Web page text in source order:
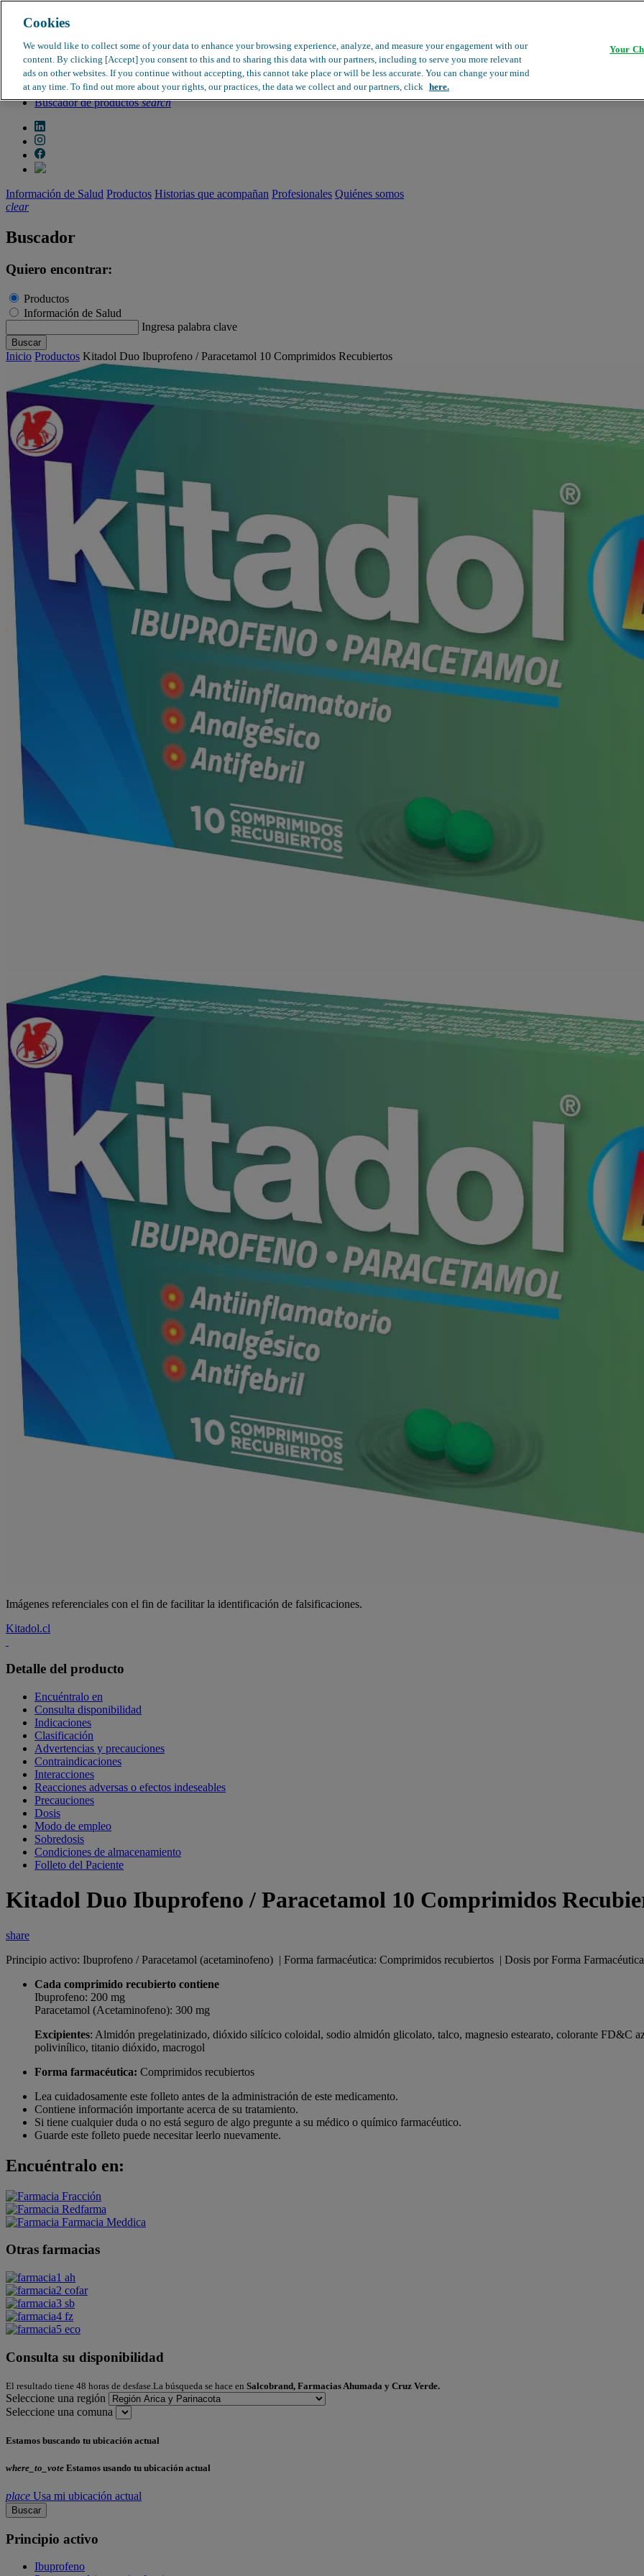
search clear
Dirección médica
Farmacovigilancia
Objeción de calidad
Buscador de productossearch
Información de Salud Productos Historias que acompañan Profesionales Quiénes somos
clear
Buscador
Quiero encontrar:
Productos
Información de Salud
Ingresa palabra clave
Buscar
Inicio Productos Kitadol Duo Ibuprofeno / Paracetamol 10 Comprimidos Recubiertos
Imágenes referenciales con el fin de facilitar la identificación de falsificaciones.
Kitadol.cl
Detalle del producto
Encuéntralo en
Consulta disponibilidad
Indicaciones
Clasificación
Advertencias y precauciones
Contraindicaciones
Interacciones
Reacciones adversas o efectos indeseables
Precauciones
Dosis
Modo de empleo
Sobredosis
Condiciones de almacenamiento
Folleto del Paciente
Kitadol Duo Ibuprofeno / Paracetamol 10 Comprimidos
share
Principio activo: Ibuprofeno / Paracetamol (acetaminofeno) | Forma farmacéutica: Comprimidos recubiertos | Dosis por Forma
Cada comprimido recubierto contiene
Ibuprofeno: 200 mg
Paracetamol (Acetaminofeno): 300 mg
Excipientes: Almidón pregelatinizado, dióxido silícico coloidal, sodio almidón glicolato, talco, magnesio estearato, colorante FD&C
polivinílico, titanio dióxido, macrogol
Forma farmacéutica: Comprimidos recubiertos
Lea cuidadosamente este folleto antes de la administración de este medicamento.
Contiene información importante acerca de su tratamiento.
Si tiene cualquier duda o no está seguro de algo pregunte a su médico o químico farmacéutico.
Guarde este folleto puede necesitar leerlo nuevamente.
Encuéntralo en:
Otras farmacias
Consulta su disponibilidad
El resultado tiene 48 horas de desfase.La búsqueda se hace en Salcobrand, Farmacias Ahumada y Cruz Verde.
Seleccione una región
Seleccione una comuna
Estamos buscando tu ubicación actual
where_to_vote Estamos usando tu ubicación actual
place Usa mi ubicación actual
Buscar
Principio activo
Ibuprofeno
Cookies
We would like to collect some of your data to enhance your browsing experience, analyze, and measure your engagement with our
content. By clicking [Accept] you consent to this and to sharing this data with our partners, including to serve you more relevant
ads on other websites. If you continue without accepting, this cannot take place or will be less accurate. You can change your mind
at any time. To find out more about your rights, our practices, the data we collect and our partners, click here.
Your